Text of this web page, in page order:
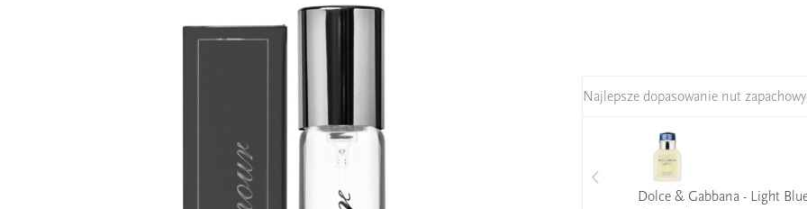
Najlepsze dopasowanie nut
Dolce & Gabbana - Light